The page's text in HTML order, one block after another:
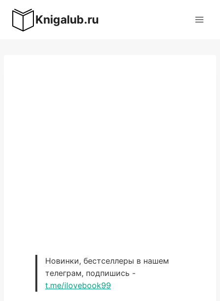
содержимому
Knigalub.ru
Новинки, бестселлеры в нашем
телеграм, подпишись -
t.me/ilovebook99